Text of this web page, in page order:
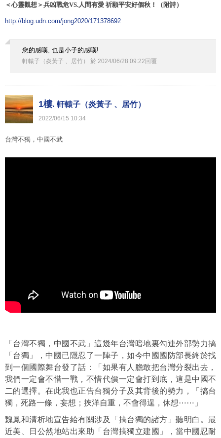
＜心靈觀想＞兵凶戰危VS. 人間有愛 祈願平安好個秋！（附詩）
http://blog.udn.com/jong2020/171378692
您的感嘆, 也是小子的感嘆!
軒轅子（炎黃子 、居竹） 於 2024/06/28 09:22 回覆
1樓. 軒轅子（炎黃子 、居竹）
2022/06/15 10:34
台灣不獨，中國不武
「台灣不獨，中國不武」這幾年台灣暗地裏勾連外部勢力搞
「台獨」，中國已隱忍了一陣子，如今中國國防部長終於找
到一個國際舞台發了話：「如果有人膽敢把台灣分裂出去，
我們一定會不惜一戰，不惜代價一定會打到底，這是中國不
二的選擇。在此我也正告台獨分子及其背後的勢力，「搞台
獨，死路一條，妄想；挾洋自重，不會得逞，休想⋯⋯」
魏鳳和清析地宣告給有關涉及「搞台獨的諸方」聽明白。最
近美、日公然地站出來助「台灣搞獨立建國」，當中國忍耐